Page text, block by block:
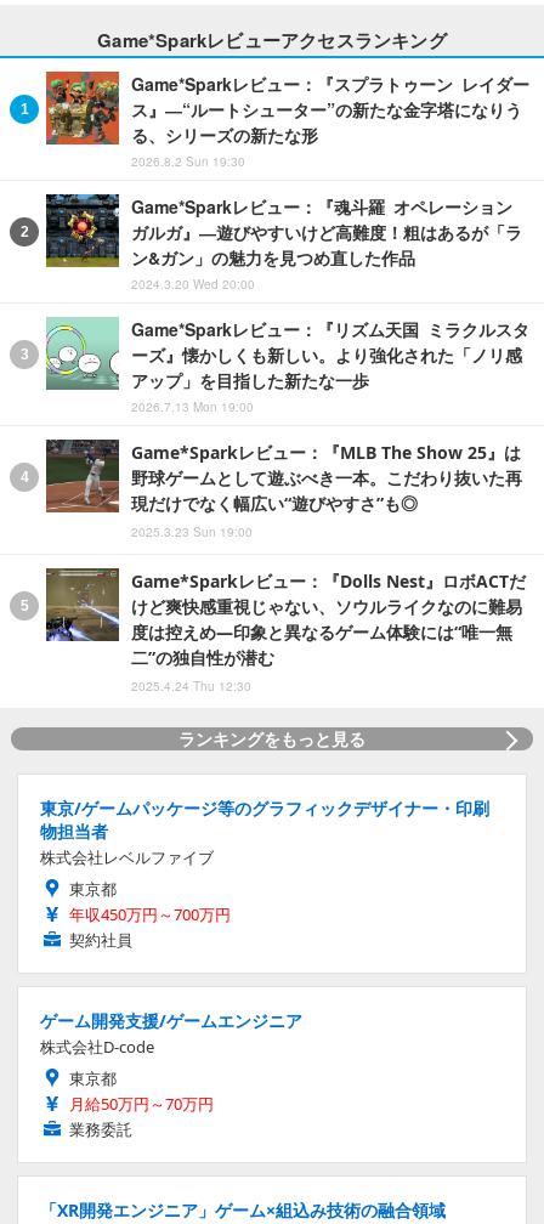
Game*Sparkレビューアクセスランキング
Game*Sparkレビュー：『スプラトゥーン レイダー
ス』―“ルートシューター”の新たな金字塔になりう
る、シリーズの新たな形
2026.8.2 Sun 19:30
Game*Sparkレビュー：『魂斗羅 オペレーション
ガルガ』―遊びやすいけど高難度！粗はあるが「ラ
ン&ガン」の魅力を見つめ直した作品
2024.3.20 Wed 20:00
Game*Sparkレビュー：『リズム天国 ミラクルスタ
ーズ』懐かしくも新しい。より強化された「ノリ感
アップ」を目指した新たな一歩
2026.7.13 Mon 19:00
Game*Sparkレビュー：『MLB The Show 25』は
野球ゲームとして遊ぶべき一本。こだわり抜いた再
現だけでなく幅広い“遊びやすさ”も◎
2025.3.23 Sun 19:00
Game*Sparkレビュー：『Dolls Nest』ロボACTだ
けど爽快感重視じゃない、ソウルライクなのに難易
度は控えめ―印象と異なるゲーム体験には“唯一無
二”の独自性が潜む
2025.4.24 Thu 12:30
ランキングをもっと見る
東京/ゲームパッケージ等のグラフィックデザイナー・印刷
物担当者
株式会社レベルファイブ
東京都
年収450万円～700万円
契約社員
ゲーム開発支援/ゲームエンジニア
株式会社D-code
東京都
月給50万円～70万円
業務委託
「XR開発エンジニア」ゲーム×組込み技術の融合領域